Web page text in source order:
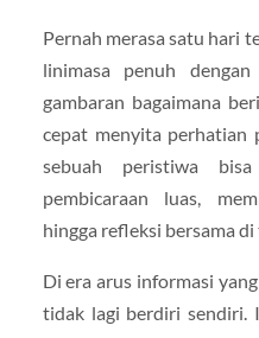
Pernah merasa satu hari
linimasa penuh
gambaran bagaimana
cepat menyita perhatian
sebuah peristiwa
pembicaraan luas,
hingga refleksi bersama
Di era arus informasi
tidak lagi berdiri sendiri.